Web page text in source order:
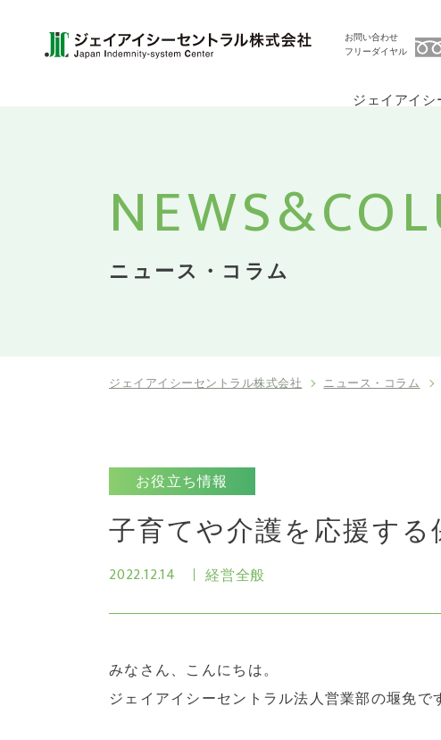
お問い合わせ
フリーダイヤル
ジェイアイシ
NEWS&
ニュース・コラム
ジェイアイシーセントラル株式会社 ニュース・コラム
お役立ち情報
子育てや介護を応援する
2022.12.14 経営全般
みなさん、こんにちは。
ジェイアイシーセントラル法人営業部の堰免で